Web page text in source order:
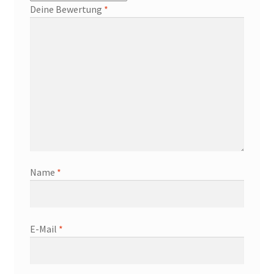
Deine Bewertung *
Name *
E-Mail *